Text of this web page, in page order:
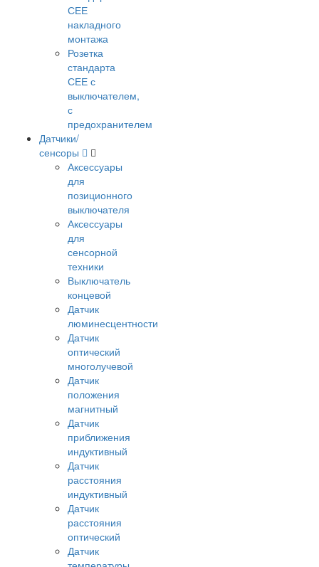
СЕЕ
накладного
монтажа
Розетка
стандарта
СЕЕ с
выключателем,
с
предохранителем
Датчики/
сенсоры
Аксессуары
для
позиционного
выключателя
Аксессуары
для
сенсорной
техники
Выключатель
концевой
Датчик
люминесцентности
Датчик
оптический
многолучевой
Датчик
положения
магнитный
Датчик
приближения
индуктивный
Датчик
расстояния
индуктивный
Датчик
расстояния
оптический
Датчик